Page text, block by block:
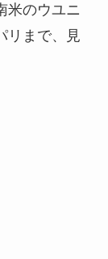
米のウユニ
リまで、見